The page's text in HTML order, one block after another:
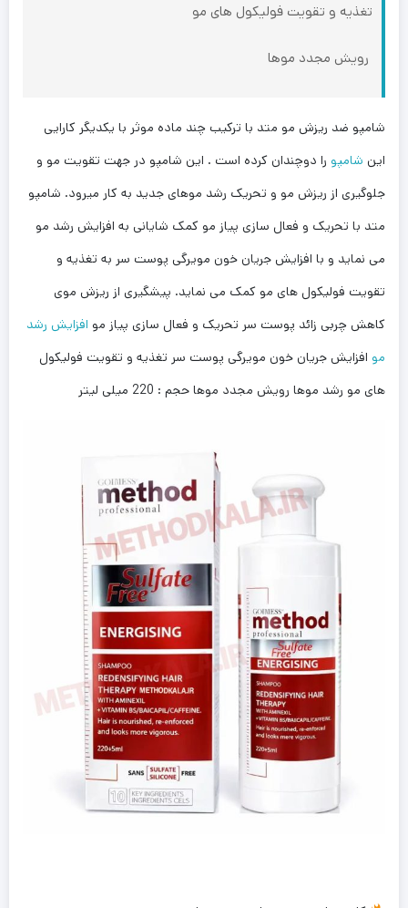
تغذیه و تقویت فولیکول های مو
رویش مجدد موها
شامپو ضد ریزش مو متد با ترکیب چند ماده موثر با یکدیگر کارایی
این شامپو را دوچندان کرده است . این شامپو در جهت تقویت مو و
جلوگیری از ریزش مو و تحریک رشد موهای جدید به کار میرود. شامپو
متد با تحریک و فعال سازی پیاز مو کمک شایانی به افزایش رشد مو
می نماید و با افزایش جریان خون مویرگی پوست سر به تغذیه و
تقویت فولیکول های مو کمک می نماید. پیشگیری از ریزش موی
کاهش چربی زائد پوست سر تحریک و فعال سازی پیاز مو افزایش رشد
مو افزایش جریان خون مویرگی پوست سر تغذیه و تقویت فولیکول
های مو رشد موها رویش مجدد موها حجم : 220 میلی لیتر